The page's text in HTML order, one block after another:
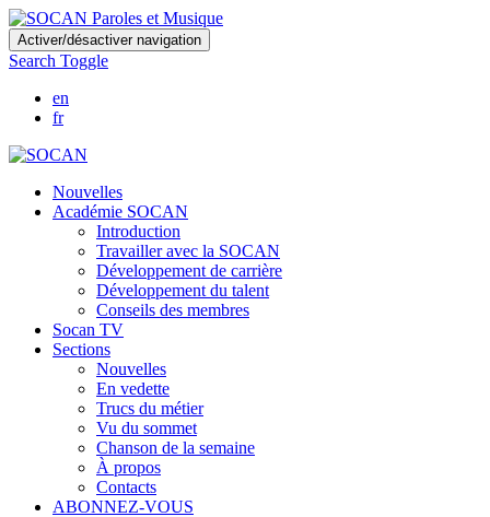
Skip
to
main
content
Activer/désactiver navigation
Search Toggle
en
fr
Nouvelles
Académie SOCAN
Introduction
Travailler avec la SOCAN
Développement de carrière
Développement du talent
Conseils des membres
Socan TV
Sections
Nouvelles
En vedette
Trucs du métier
Vu du sommet
Chanson de la semaine
À propos
Contacts
ABONNEZ-VOUS